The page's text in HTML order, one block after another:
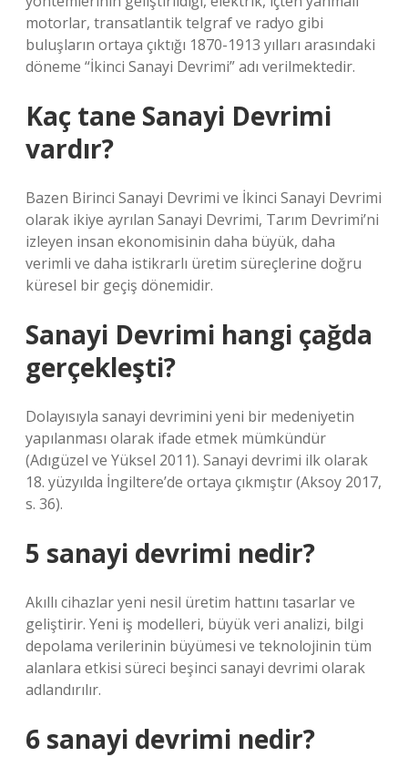
motorlar, transatlantik telgraf ve radyo gibi
buluşların ortaya çıktığı 1870-1913 yılları arasındaki
döneme “İkinci Sanayi Devrimi” adı verilmektedir.
Kaç tane Sanayi Devrimi
vardır?
Bazen Birinci Sanayi Devrimi ve İkinci Sanayi Devrimi
olarak ikiye ayrılan Sanayi Devrimi, Tarım Devrimi’ni
izleyen insan ekonomisinin daha büyük, daha
verimli ve daha istikrarlı üretim süreçlerine doğru
küresel bir geçiş dönemidir.
Sanayi Devrimi hangi çağda
gerçekleşti?
Dolayısıyla sanayi devrimini yeni bir medeniyetin
yapılanması olarak ifade etmek mümkündür
(Adıgüzel ve Yüksel 2011). Sanayi devrimi ilk olarak
18. yüzyılda İngiltere’de ortaya çıkmıştır (Aksoy 2017,
s. 36).
5 sanayi devrimi nedir?
Akıllı cihazlar yeni nesil üretim hattını tasarlar ve
geliştirir. Yeni iş modelleri, büyük veri analizi, bilgi
depolama verilerinin büyümesi ve teknolojinin tüm
alanlara etkisi süreci beşinci sanayi devrimi olarak
adlandırılır.
6 sanayi devrimi nedir?